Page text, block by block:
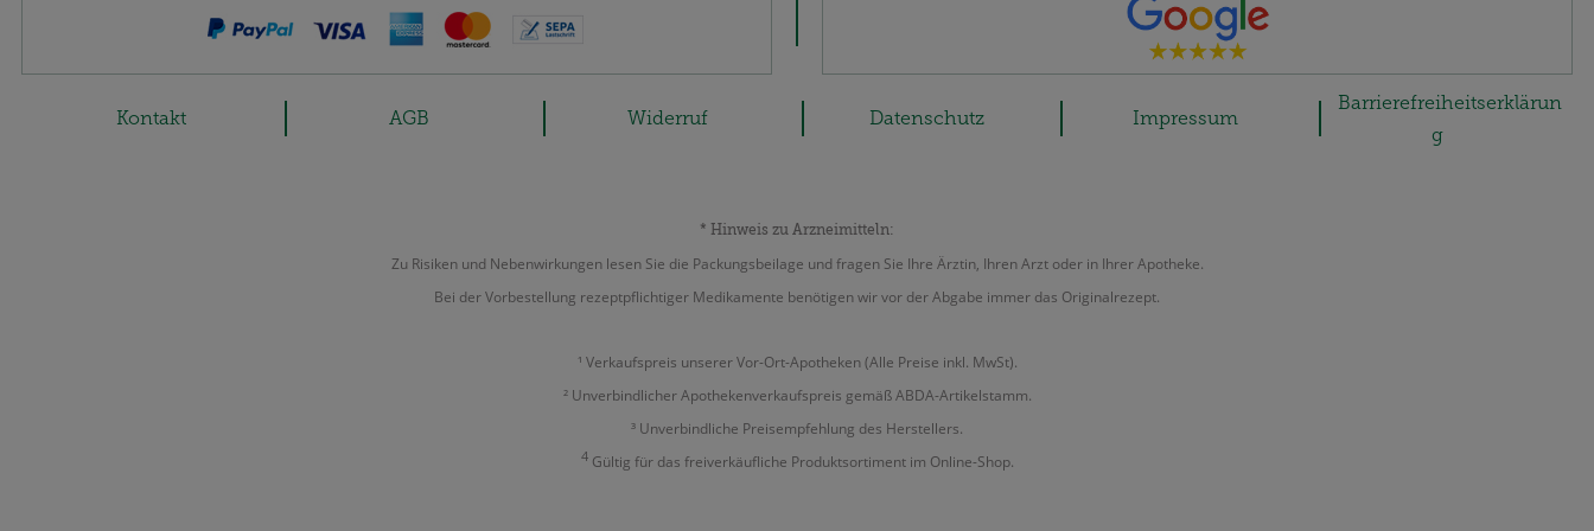
Kontakt AGB Widerruf Datenschutz Impressum
Barrierefreiheitserklärun
g
* Hinweis zu Arzneimitteln:
Zu Risiken und Nebenwirkungen lesen Sie die Packungsbeilage und fragen Sie Ihre Ärztin, Ihren Arzt oder in Ihrer Apotheke.
Bei der Vorbestellung rezeptpflichtiger Medikamente benötigen wir vor der Abgabe immer das Originalrezept.
¹ Verkaufspreis unserer Vor-Ort-Apotheken (Alle Preise inkl. MwSt).
² Unverbindlicher Apothekenverkaufspreis gemäß ABDA-Artikelstamm.
³ Unverbindliche Preisempfehlung des Herstellers.
4 Gültig für das freiverkäufliche Produktsortiment im Online-Shop.